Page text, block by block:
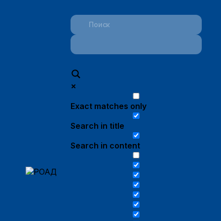
Exact matches only
Search in title
Search in content